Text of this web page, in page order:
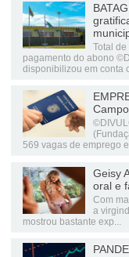
Total
pagamento do abono
disponibilizou em conta
569 vagas de emprego
Geisy
oral e
Com
a
mostrou bastante exp...